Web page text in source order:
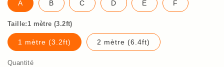
A B C D E F
Taille:1 mètre (3.2ft)
1 mètre (3.2ft) 2 mètre (6.4ft)
Quantité